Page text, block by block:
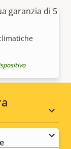
garanzia di 5